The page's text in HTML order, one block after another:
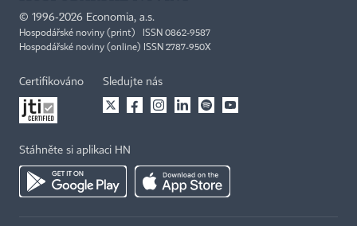
© 1996-2026 Economia, a.s.
Hospodářské noviny (print) ISSN 0862-9587
Hospodářské noviny (online) ISSN 2787-950X
Certifikováno Sledujte nás
Stáhněte si aplikaci HN